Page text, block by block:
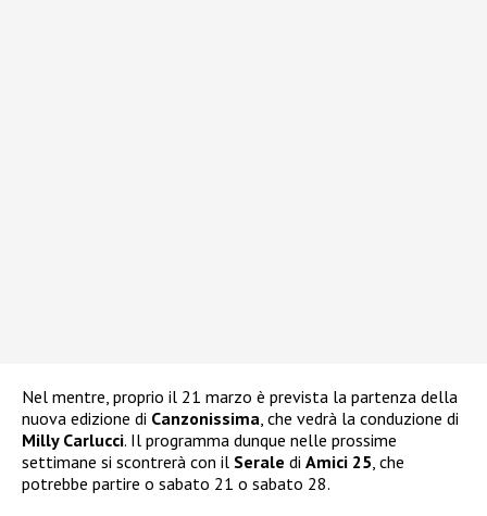
Nel mentre, proprio il 21 marzo è prevista la partenza della
nuova edizione di Canzonissima , che vedrà la conduzione di
Milly Carlucci. Il programma dunque nelle prossime
settimane si scontrerà con il Serale di Amici 25 , che
potrebbe partire o sabato 21 o sabato 28.